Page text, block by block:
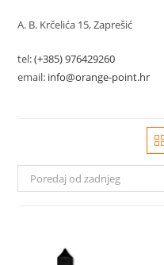
A. B. Krčelića 15, Zaprešić
tel:(+385) 976429260
email: info@orange-point.hr
Poredaj od zadnjeg